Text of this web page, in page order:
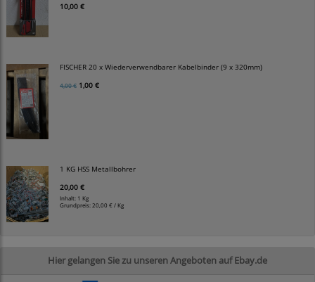
10,00 €
FISCHER 20 x Wiederverwendbarer Kabelbinder (9 x 320mm)
4,00 € 1,00 €
1 KG HSS Metallbohrer
20,00 €
Inhalt: 1 Kg
Grundpreis: 20,00 € / Kg
Hier gelangen Sie zu unseren Angeboten auf Ebay.de